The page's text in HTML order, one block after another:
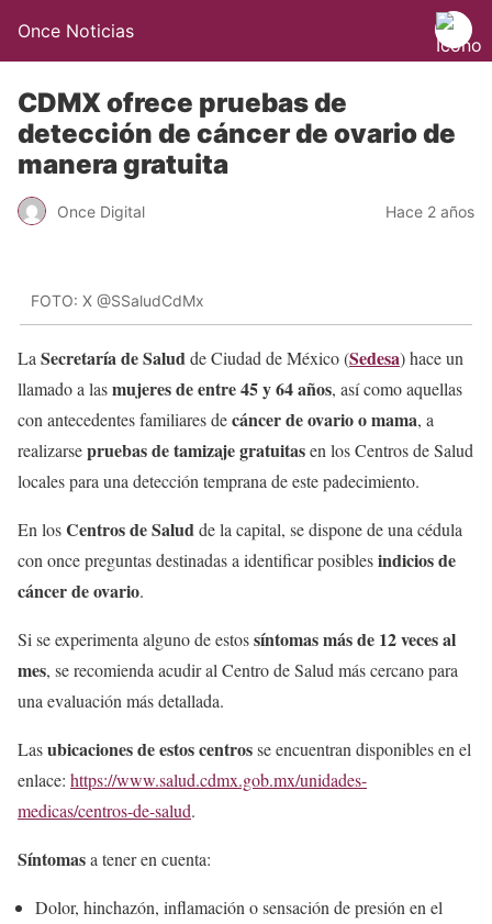
Once Noticias
CDMX ofrece pruebas de
detección de cáncer de ovario de
manera gratuita
Once Digital Hace 2 años
FOTO: X @SSaludCdMx
La Secretaría de Saludde Ciudad de México (Sedesa) hace un
llamado a lasmujeres de entre 45 y 64 años, así como aquellas
con antecedentes familiares decáncer de ovario o mama, a
realizarsepruebas de tamizaje gratuitasen los Centros de Salud
locales para una detección temprana de este padecimiento.
En losCentros de Saludde la capital, se dispone de una cédula
con once preguntas destinadas a identificar posiblesindicios de
cáncer de ovario.
Si se experimenta alguno de estossíntomas más de 12 veces al
mes, se recomienda acudir al Centro de Salud más cercano para
una evaluación más detallada.
Lasubicaciones de estos centrosse encuentran disponibles en el
enlace: https://www.salud.cdmx.gob.mx/unidades-
medicas/centros-de-salud.
Síntomasa tener en cuenta:
Dolor, hinchazón, inflamación o sensación de presión en el